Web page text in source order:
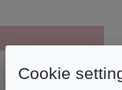
Cookie